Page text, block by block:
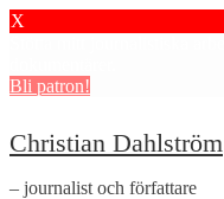
X
Bli patron!
Hoppa
till
navigering
Hoppa
till
innehåll
Christian Dahlström
– journalist och författare